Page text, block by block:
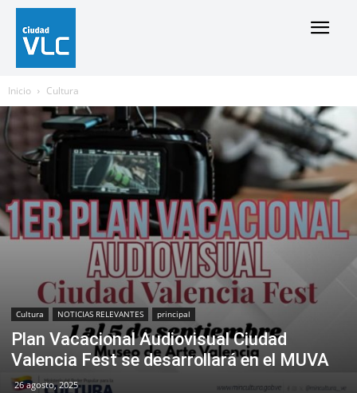
Inicio Cultura
Cultura NOTICIAS RELEVANTES principal
Plan Vacacional Audiovisual Ciudad
Valencia Fest se desarrollará en el MUVA
26 agosto, 2025